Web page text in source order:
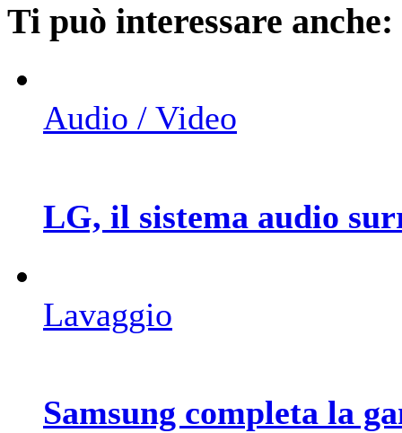
Ti può interessare anche:
Audio / Video
LG, il sistema audio
Lavaggio
Samsung completa la